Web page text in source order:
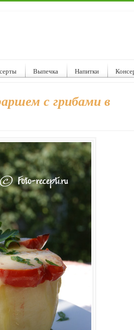
Выпечка Напитки
с грибами в